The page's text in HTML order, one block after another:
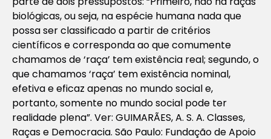
biológicas, ou seja, na espécie humana nada que
possa ser classificado a partir de critérios
científicos e corresponda ao que comumente
chamamos de ‘raça’ tem existência real; segundo, o
que chamamos ‘raça’ tem existência nominal,
efetiva e eficaz apenas no mundo social e,
portanto, somente no mundo social pode ter
realidade plena”. Ver: GUIMARÃES, A. S. A. Classes,
Raças e Democracia. São Paulo: Fundação de Apoio